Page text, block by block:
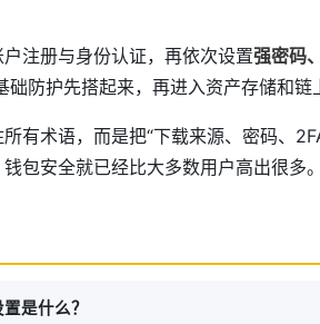
注册与身份认证，再依次设置强密码
防护先搭起来，再进入资产存储和
有术语，而是把“下载来源、密码、
包安全就已经比大多数用户高出很
是什么？